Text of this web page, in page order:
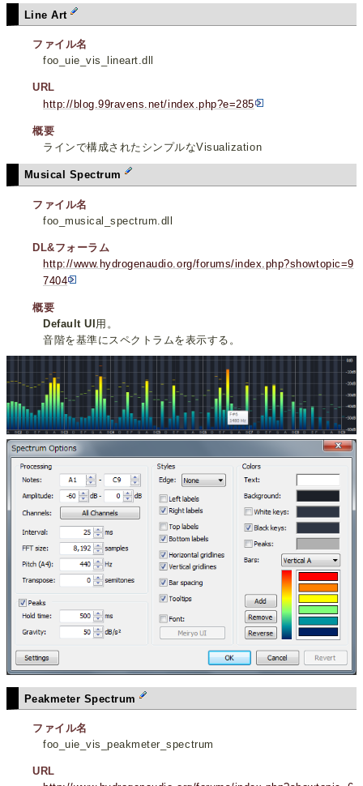
Line Art
ファイル名
foo_uie_vis_lineart.dll
URL
http://blog.99ravens.net/index.php?e=285
概要
ラインで構成されたシンプルなVisualization
Musical Spectrum
ファイル名
foo_musical_spectrum.dll
DL&フォーラム
http://www.hydrogenaudio.org/forums/index.php?showtopic=9
7404
概要
Default UI用。
音階を基準にスペクトラムを表示する。
Peakmeter Spectrum
ファイル名
foo_uie_vis_peakmeter_spectrum
URL